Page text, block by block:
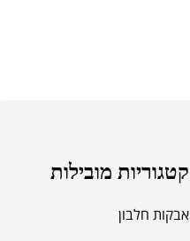
קטגוריות מובילות
אבקות חלבון